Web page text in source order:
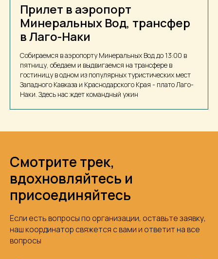
Прилет в аэропорт
Минеральных Вод, трансфер
в Лаго-Наки
Собираемся в аэропорту Минеральных Вод до 13:00 в
пятницу, обедаем и выдвигаемся на трансфере в
гостиницу в одном из популярных туристических мест
Западного Кавказа и Краснодарского Края - плато Лаго-
Наки. Здесь нас ждет командный ужин
Смотрите трек,
вдохновляйтесь и
присоединяйтесь
Если есть вопросы по организации, оставьте заявку,
наш координатор свяжется с вами и ответит на все
вопросы